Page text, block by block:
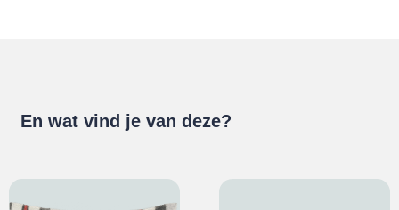
En wat vind je van deze?